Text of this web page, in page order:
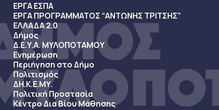
ΕΡΓΑ ΕΣΠΑ
ΕΡΓΑ ΠΡΟΓΡΑΜΜΑΤΟΣ “ΑΝΤΩΝΗΣ ΤΡΙΤΣΗΣ”
ΕΛΛΑΔΑ 2.0
Δήμος
Δ.Ε.Υ.Α. ΜΥΛΟΠΟΤΑΜΟΥ
Ενημέρωση
Περιήγηση στο Δήμο
Πολιτισμός
ΔΗ.Κ.Ε.ΜΥ.
Πολιτική Προστασία
Κέντρο Δια Βίου Μάθησης